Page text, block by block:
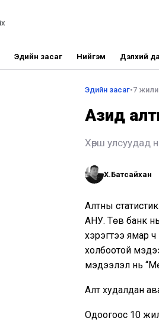
Эдийн засаг Нийгэм Дэлхий
Эдийн засаг•7
Азид
Хөрш улсуудад
Х.Батсайхан
Алтны
АНУ. Төв банк
хэрэгтээ ямар
холбоотой
мэдээлэл нь
Алт худалдан
Одоогоос 10